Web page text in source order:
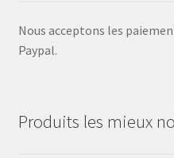
Nous acceptons les
Paypal.
Produits les mieux